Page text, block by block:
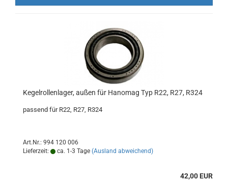
Kegelrollenlager, außen für Hanomag Typ R22, R27, R324
passend für R22, R27, R324
Art.Nr.: 994 120 006
Lieferzeit:
ca. 1-3 Tage (Ausland abweichend)
42,00 EUR